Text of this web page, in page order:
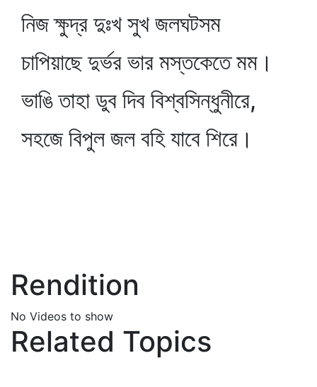
নিজ ক্ষুদ্র দুঃখ সুখ জলঘটসম
চাপিয়াছে দুর্ভর ভার মস্তকেতে মম।
ভাঙি তাহা ডুব দিব বিশ্বসিন্ধুনীরে,
সহজে বিপুল জল বহি যাবে শিরে।
Rendition
No Videos to show
Related Topics